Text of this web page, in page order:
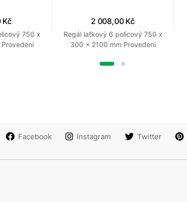
Kč
750 x
2 008,00 Kč
Regál laťkový 6 policový 750 x
300 x 2100 mm Provedení
Facebook Instagram Twitter